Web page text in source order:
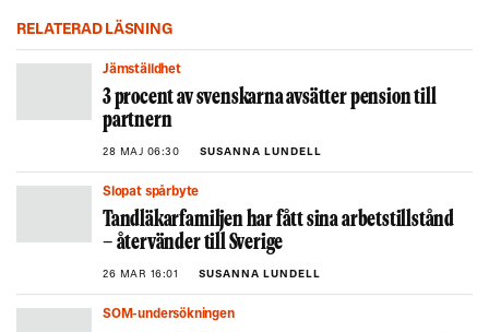
RELATERAD LÄSNING
Jämställdhet
3 procent av svenskarna avsätter pension till
partnern
28 MAJ 06:30 SUSANNA LUNDELL
Slopat spårbyte
Tandläkarfamiljen har fått sina arbetstillstånd
– återvänder till Sverige
26 MAR 16:01 SUSANNA LUNDELL
SOM-undersökningen